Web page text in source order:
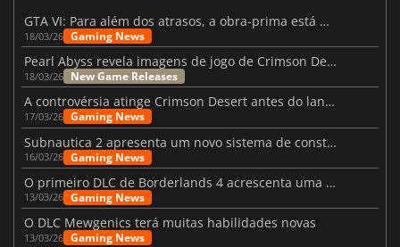
GTA VI: Para além dos atrasos, a obra-prima está quase a chegar
18/03/26 Gaming News
Pearl Abyss revela imagens de jogo de Crimson Desert para a PS5
18/03/26 New Game Releases
A controvérsia atinge Crimson Desert antes do lançamento
17/03/26 Gaming News
Subnautica 2 apresenta um novo sistema de construção de bases
16/03/26 Gaming News
O primeiro DLC de Borderlands 4 acrescenta uma nova personagem e muito mais
13/03/26 Gaming News
O DLC Mewgenics terá muitas habilidades novas
13/03/26 Gaming News